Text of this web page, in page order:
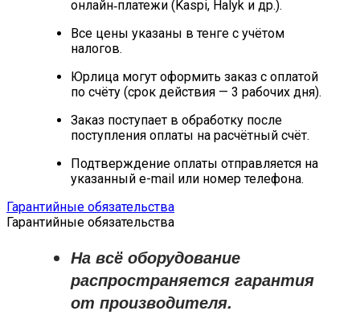
онлайн‑платежи (Kaspi, Halyk и др.).
Все цены указаны в тенге с учётом
налогов.
Юрлица могут оформить заказ с оплатой
по счёту (срок действия — 3 рабочих дня).
Заказ поступает в обработку после
поступления оплаты на расчётный счёт.
Подтверждение оплаты отправляется на
указанный e-mail или номер телефона.
Гарантийные обязательства
Гарантийные обязательства
На всё оборудование
распространяется гарантия
от производителя.